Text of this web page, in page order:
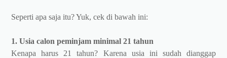
Seperti apa saja itu? Yuk, cek di bawah ini:
1. Usia calon peminjam minimal 21 tahun
Kenapa harus 21 tahun? Karena usia ini sudah dianggap